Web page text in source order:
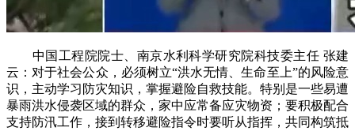
中国工程院院士、南京水利科学研究院科技委主任 张建
云：对于社会公众，必须树立“洪水无情、生命至上”的风险意
识，主动学习防灾知识，掌握避险自救技能。特别是一些易遭
暴雨洪水侵袭区域的群众，家中应常备应灾物资；要积极配合
支持防汛工作，接到转移避险指令时要听从指挥，共同构筑抵